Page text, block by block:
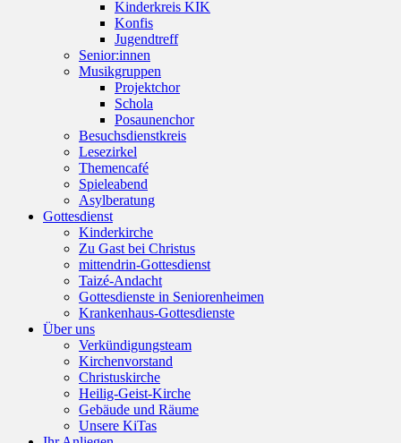
Kinderkreis KIK
Konfis
Jugendtreff
Senior:innen
Musikgruppen
Projektchor
Schola
Posaunenchor
Besuchsdienstkreis
Lesezirkel
Themencafé
Spieleabend
Asylberatung
Gottesdienst
Kinderkirche
Zu Gast bei Christus
mittendrin-Gottesdienst
Taizé-Andacht
Gottesdienste in Seniorenheimen
Krankenhaus-Gottesdienste
Über uns
Verkündigungsteam
Kirchenvorstand
Christuskirche
Heilig-Geist-Kirche
Gebäude und Räume
Unsere KiTas